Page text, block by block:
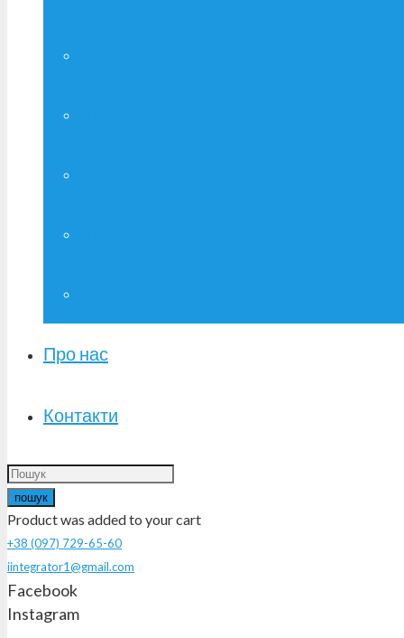
Про нас
Контакти
пошук
Productwas added to your cart
+38 (097) 729-65-60
iintegrator1@gmail.com
Facebook
Instagram